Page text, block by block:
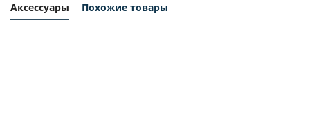
Аксессуары Похожие товары